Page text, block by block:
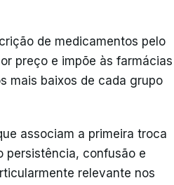
de medicamentos pelo
preço e impõe às farmácias
mais baixos de cada grupo
associam a primeira troca
persistência, confusão e
relevante nos